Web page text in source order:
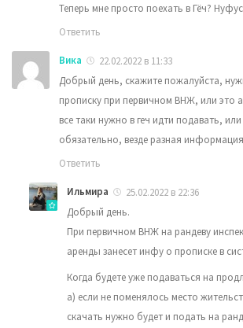
Теперь мне просто поехать в Гёч?
Ответить
Вика
22.02.2022 в 11:33
Добрый день, скажите пожалуйста,
прописку при первичном ВНЖ, или это
все таки нужно в геч идти подавать,
обязательно, везде разная
Ответить
Ильмира
25.02.2022 в 22:36
Добрый день.
При первичном ВНЖ на рандеву
аренды занесет инфу о прописке в
Когда будете уже подаваться на
а) если не поменялось место
скачать нужно будет и подать на